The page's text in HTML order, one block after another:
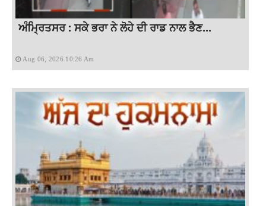
ਅੰਮ੍ਰਿਤਸਰ : ਸਕੇ ਭਰਾ ਨੇ ਲੋਹੇ ਦੀ ਰਾਡ ਨਾਲ ਭੈਣ...
Aug 06, 2026 10:26 Am